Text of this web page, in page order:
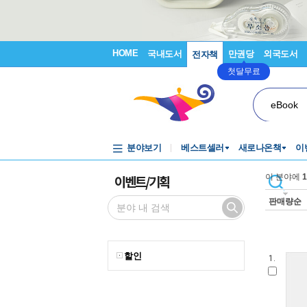
HOME 국내도서 전자책 만권당
첫달무료
외국도서
eBook
분야보기 베스트셀러 새로나온책 이
이벤트/기획
할인
이 분야에
판매량순
1.